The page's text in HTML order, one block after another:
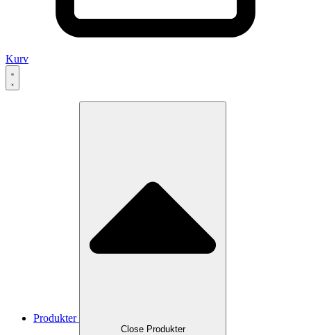
Kurv
Produkter
Close Produkter